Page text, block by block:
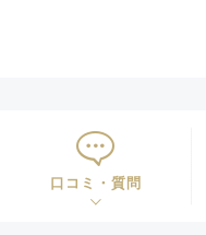
口コミ・質問